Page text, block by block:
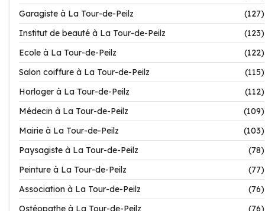
Garagiste à La Tour-de-Peilz
(127)
Institut de beauté à La Tour-de-Peilz
(123)
Ecole à La Tour-de-Peilz
(122)
Salon coiffure à La Tour-de-Peilz
(115)
Horloger à La Tour-de-Peilz
(112)
Médecin à La Tour-de-Peilz
(109)
Mairie à La Tour-de-Peilz
(103)
Paysagiste à La Tour-de-Peilz
(78)
Peinture à La Tour-de-Peilz
(77)
Association à La Tour-de-Peilz
(76)
Ostéopathe à La Tour-de-Peilz
(76)